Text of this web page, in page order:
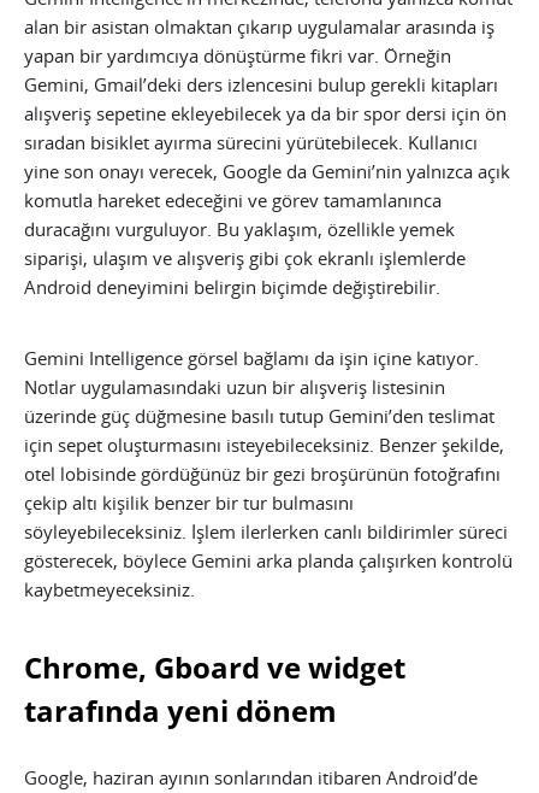
alan bir asistan olmaktan çıkarıp uygulamalar arasında iş
yapan bir yardımcıya dönüştürme fikri var. Örneğin
Gemini, Gmail’deki ders izlencesini bulup gerekli kitapları
alışveriş sepetine ekleyebilecek ya da bir spor dersi için ön
sıradan bisiklet ayırma sürecini yürütebilecek. Kullanıcı
yine son onayı verecek, Google da Gemini’nin yalnızca açık
komutla hareket edeceğini ve görev tamamlanınca
duracağını vurguluyor. Bu yaklaşım, özellikle yemek
siparişi, ulaşım ve alışveriş gibi çok ekranlı işlemlerde
Android deneyimini belirgin biçimde değiştirebilir.
Gemini Intelligence görsel bağlamı da işin içine katıyor.
Notlar uygulamasındaki uzun bir alışveriş listesinin
üzerinde güç düğmesine basılı tutup Gemini’den teslimat
için sepet oluşturmasını isteyebileceksiniz. Benzer şekilde,
otel lobisinde gördüğünüz bir gezi broşürünün fotoğrafını
çekip altı kişilik benzer bir tur bulmasını
söyleyebileceksiniz. İşlem ilerlerken canlı bildirimler süreci
gösterecek, böylece Gemini arka planda çalışırken kontrolü
kaybetmeyeceksiniz.
Chrome, Gboard ve widget
tarafında yeni dönem
Google, haziran ayının sonlarından itibaren Android’de